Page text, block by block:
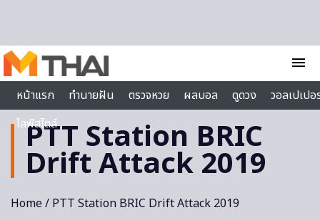
menu
หน้าแรก
ทำนายฝัน ตรวจหวย ผลบอล ดูดวง
วอลเปเป
ไลฟ์สไตล์
PTT Station BRIC
Drift Attack 2019
Home/ PTT Station BRIC Drift Attack 2019